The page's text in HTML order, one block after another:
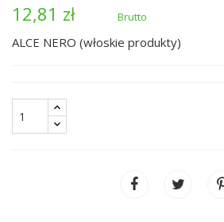
12,81 zł
Brutto
ALCE NERO (włoskie produkty)